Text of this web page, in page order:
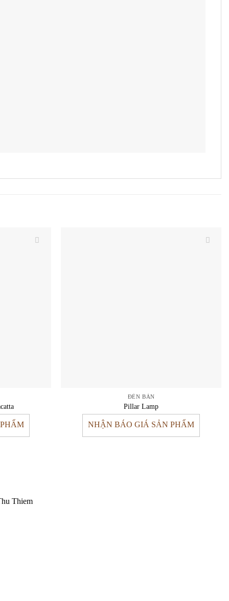
ĐÈN BÀN
Pillar Lamp
NHẬN BÁO GIÁ SẢN PHẨM